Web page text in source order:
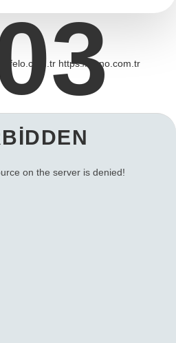
felo.com.tr https://bano.com.tr
on the server is denied!